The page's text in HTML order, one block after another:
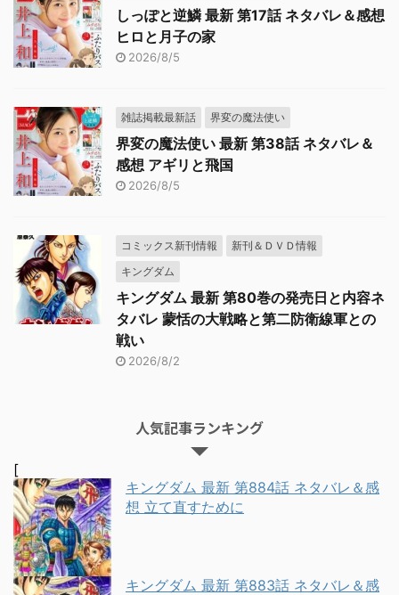
しっぽと逆鱗 最新 第17話 ネタバレ＆感想
ヒロと月子の家
2026/8/5
雑誌掲載最新話 界変の魔法使い
界変の魔法使い 最新 第38話 ネタバレ＆
感想 アギリと飛国
2026/8/5
コミックス新刊情報
新刊＆ＤＶＤ情報
キングダム
キングダム 最新 第80巻の発売日と内容ネ
タバレ 蒙恬の大戦略と第二防衛線軍との
戦い
2026/8/2
人気記事ランキング
[
キングダム 最新 第884話 ネタバレ＆感
想 立て直すために
キングダム 最新 第883話 ネタバレ＆感